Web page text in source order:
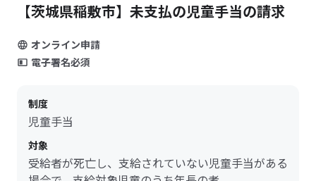
【茨城県稲敷市】未支払の児童手当の請求
オンライン申請
電子署名必須
制度
児童手当
対象
受給者が死亡し、支給されていない児童手当がある